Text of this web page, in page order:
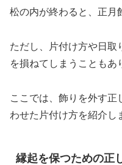
松の内が終わると、正月
ただし、片付け方や日取
を損ねてしまうこともあ
ここでは、飾りを外す正
わせた片付け方を紹介し
縁起を保つための正